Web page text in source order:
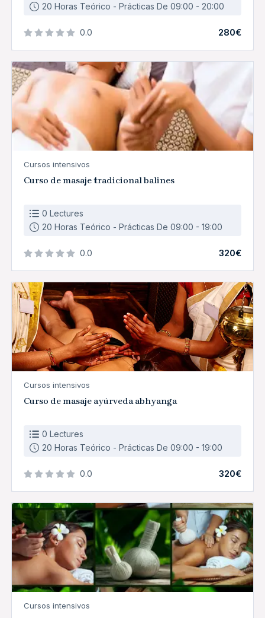
20 Horas Teórico - Prácticas De 09:00 - 20:00
0.0 280€
Cursos intensivos
Curso de masaje tradicional balines
0 Lectures
20 Horas Teórico - Prácticas De 09:00 - 19:00
0.0 320€
Cursos intensivos
Curso de masaje ayúrveda abhyanga
0 Lectures
20 Horas Teórico - Prácticas De 09:00 - 19:00
0.0 320€
Cursos intensivos